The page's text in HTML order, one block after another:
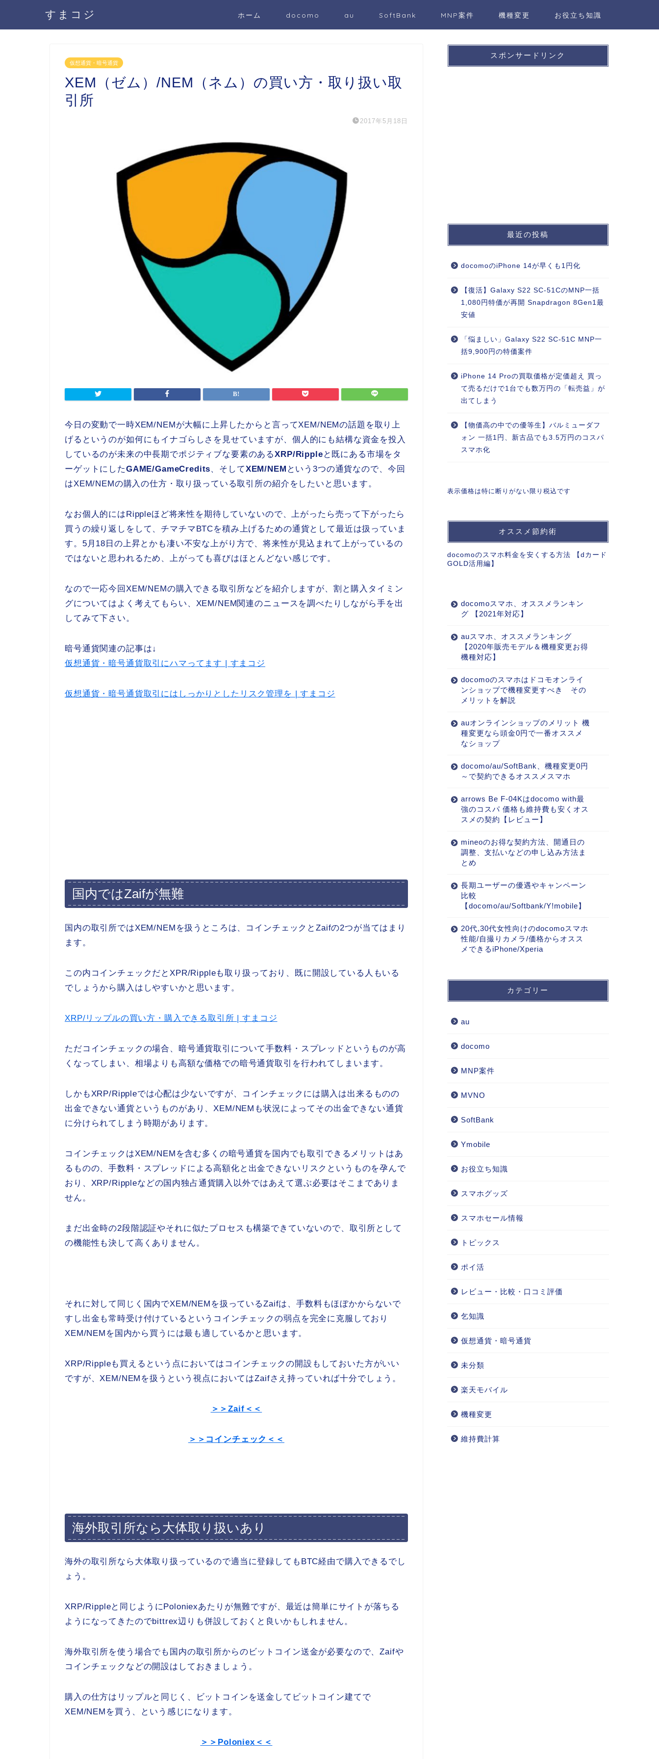
すまコジ ホーム docomo au SoftBank MNP案件 機種変更 お役立ち知識
仮想通貨・暗号通貨
XEM（ゼム）/NEM（ネム）の買い方・取り扱い取
引所
2017年5月18日
今日の変動で一時XEM/NEMが大幅に上昇したからと言ってXEM/NEMの話題を取り上
げるというのが如何にもイナゴらしさを見せていますが、個人的にも結構な資金を投入
しているのが未来の中長期でポジティブな要素のあるXRP/Ripple と既にある市場をタ
ーゲットにしたGAME/GameCredits、そしてXEM/NEM という3つの通貨なので、今回
はXEM/NEMの購入の仕方・取り扱っている取引所の紹介をしたいと思います。
なお個人的にはRippleほど将来性を期待していないので、上がったら売って下がったら
買うの繰り返しをして、チマチマBTCを積み上げるための通貨として最近は扱っていま
す。5月18日の上昇とかも凄い不安な上がり方で、将来性が見込まれて上がっているの
ではないと思われるため、上がっても喜びはほとんどない感じです。
なので一応今回XEM/NEMの購入できる取引所などを紹介しますが、割と購入タイミン
グについてはよく考えてもらい、XEM/NEM関連のニュースを調べたりしながら手を出
してみて下さい。
暗号通貨関連の記事は↓
仮想通貨・暗号通貨取引にハマってます | すまコジ
仮想通貨・暗号通貨取引にはしっかりとしたリスク管理を | すまコジ
国内ではZaifが無難
国内の取引所ではXEM/NEMを扱うところは、コインチェックとZaifの2つが当てはまり
ます。
この内コインチェックだとXPR/Rippleも取り扱っており、既に開設している人もいる
でしょうから購入はしやすいかと思います。
XRP/リップルの買い方・購入できる取引所 | すまコジ
ただコインチェックの場合、暗号通貨取引について手数料・スプレッドというものが高
くなってしまい、相場よりも高額な価格での暗号通貨取引を行われてしまいます。
しかもXRP/Rippleでは心配は少ないですが、コインチェックには購入は出来るものの
出金できない通貨というものがあり、XEM/NEMも状況によってその出金できない通貨
に分けられてしまう時期があります。
コインチェックはXEM/NEMを含む多くの暗号通貨を国内でも取引できるメリットはあ
るものの、手数料・スプレッドによる高額化と出金できないリスクというものを孕んで
おり、XRP/Rippleなどの国内独占通貨購入以外ではあえて選ぶ必要はそこまでありま
せん。
まだ出金時の2段階認証やそれに似たプロセスも構築できていないので、取引所として
の機能性も決して高くありません。
それに対して同じく国内でXEM/NEMを扱っているZaifは、手数料もほぼかからないで
すし出金も常時受け付けているというコインチェックの弱点を完全に克服しており
XEM/NEMを国内から買うには最も適しているかと思います。
XRP/Rippleも買えるという点においてはコインチェックの開設もしておいた方がいい
ですが、XEM/NEMを扱うという視点においてはZaifさえ持っていれば十分でしょう。
＞＞Zaif＜＜
＞＞コインチェック＜＜
海外取引所なら大体取り扱いあり
海外の取引所なら大体取り扱っているので適当に登録してもBTC経由で購入できるでし
ょう。
XRP/Rippleと同じようにPoloniexあたりが無難ですが、最近は簡単にサイトが落ちる
ようになってきたのでbittrex辺りも併設しておくと良いかもしれません。
海外取引所を使う場合でも国内の取引所からのビットコイン送金が必要なので、Zaifや
コインチェックなどの開設はしておきましょう。
購入の仕方はリップルと同じく、ビットコインを送金してビットコイン建てで
XEM/NEMを買う、という感じになります。
＞＞Poloniex＜＜
スポンサードリンク
最近の投稿
docomoのiPhone 14が早くも1円化
【復活】Galaxy S22 SC-51CのMNP一括
1,080円特価が再開 Snapdragon 8Gen1最
安値
「悩ましい」Galaxy S22 SC-51C MNP一
括9,900円の特価案件
iPhone 14 Proの買取価格が定価超え 買っ
て売るだけで1台でも数万円の「転売益」が
出てしまう
【物価高の中での優等生】バルミューダフ
ォン 一括1円、新古品でも3.5万円のコスパ
スマホ化
表示価格は特に断りがない限り税込です
オススメ節約術
docomoのスマホ料金を安くする方法 【dカード
GOLD活用編】
docomoスマホ、オススメランキン
グ 【2021年対応】
auスマホ、オススメランキング
【2020年販売モデル＆機種変更お得
機種対応】
docomoのスマホはドコモオンライ
ンショップで機種変更すべき その
メリットを解説
auオンラインショップのメリット 機
種変更なら頭金0円で一番オススメ
なショップ
docomo/au/SoftBank、機種変更0円
～で契約できるオススメスマホ
arrows Be F-04Kはdocomo with最
強のコスパ 価格も維持費も安くオス
スメの契約【レビュー】
mineoのお得な契約方法、開通日の
調整、支払いなどの申し込み方法ま
とめ
長期ユーザーの優遇やキャンペーン
比較
【docomo/au/Softbank/Y!mobile】
20代,30代女性向けのdocomoスマホ
性能/自撮りカメラ/価格からオスス
メできるiPhone/Xperia
カテゴリー
au
docomo
MNP案件
MVNO
SoftBank
Ymobile
お役立ち知識
スマホグッズ
スマホセール情報
トピックス
ポイ活
レビュー・比較・口コミ評価
乞知識
仮想通貨・暗号通貨
未分類
楽天モバイル
機種変更
維持費計算